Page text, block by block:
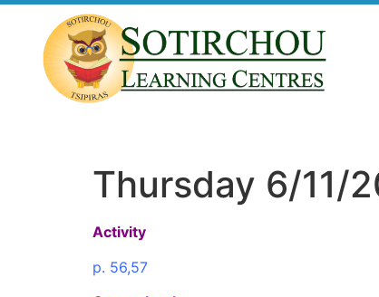
Thursday 6/11/
Activity
p. 56,57